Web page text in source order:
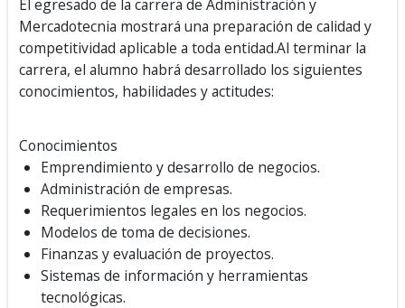
El egresado de la carrera de Administración y
Mercadotecnia mostrará una preparación de calidad y
competitividad aplicable a toda entidad.Al terminar la
carrera, el alumno habrá desarrollado los siguientes
conocimientos, habilidades y actitudes:
Conocimientos
Emprendimiento y desarrollo de negocios.
Administración de empresas.
Requerimientos legales en los negocios.
Modelos de toma de decisiones.
Finanzas y evaluación de proyectos.
Sistemas de información y herramientas
tecnológicas.